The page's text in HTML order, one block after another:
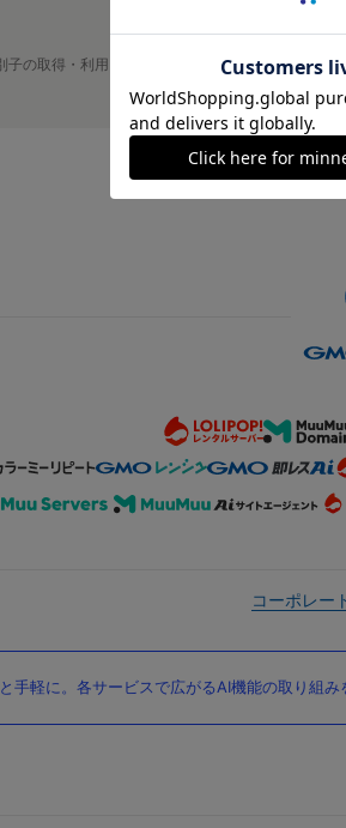
子の取得・利用 プライバシーポリシー 会社概要
©GMO Pepabo,
コーポレー
手軽に。各サービスで広がるAI機能の取り組み